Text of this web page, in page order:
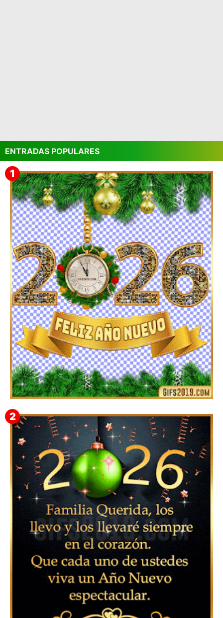
ENTRADAS POPULARES
▷ Imágenes 2026 PNG sin Fondo y Transparentes en
3D 【DESCARGAR GRATIS】 ⬇️